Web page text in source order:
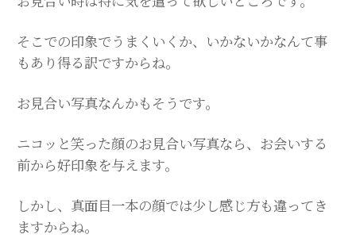
そこでの印象でうまくいくか、いかないかなんて事
もあり得る訳ですからね。
お見合い写真なんかもそうです。
ニコッと笑った顔のお見合い写真なら、お会いする
前から好印象を与えます。
しかし、真面目一本の顔では少し感じ方も違ってき
ますからね。